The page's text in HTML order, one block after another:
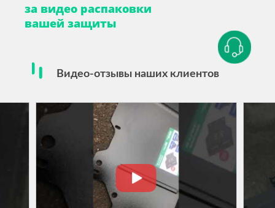
за видео распаковки
вашей защиты
Видео-отзывы наших клиентов